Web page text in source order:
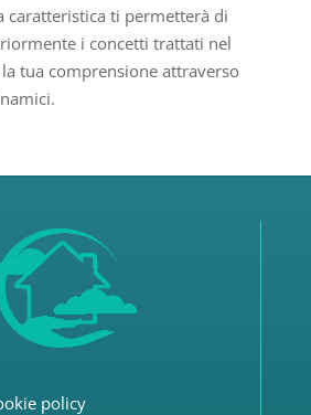
caratteristica ti permetterà di
i concetti trattati nel
tua comprensione attraverso
policy